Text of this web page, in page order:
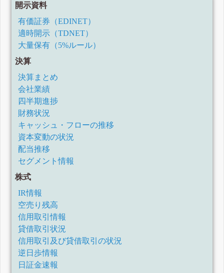
開示資料
有価証券（EDINET）
適時開示（TDNET）
大量保有（5%ルール）
決算
決算まとめ
会社業績
四半期進捗
財務状況
キャッシュ・フローの推移
資本変動の状況
配当推移
セグメント情報
株式
IR情報
空売り残高
信用取引情報
貸借取引状況
信用取引及び貸借取引の状況
逆日歩情報
日証金速報